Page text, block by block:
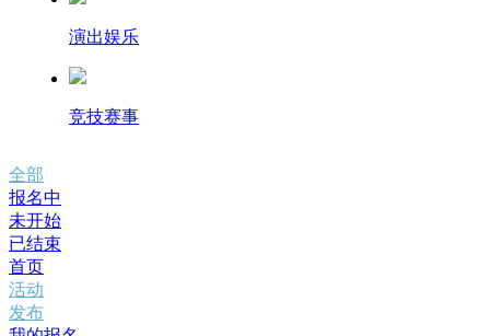
演出娱乐
竞技赛事
全部
报名中
未开始
已结束
首页
活动
发布